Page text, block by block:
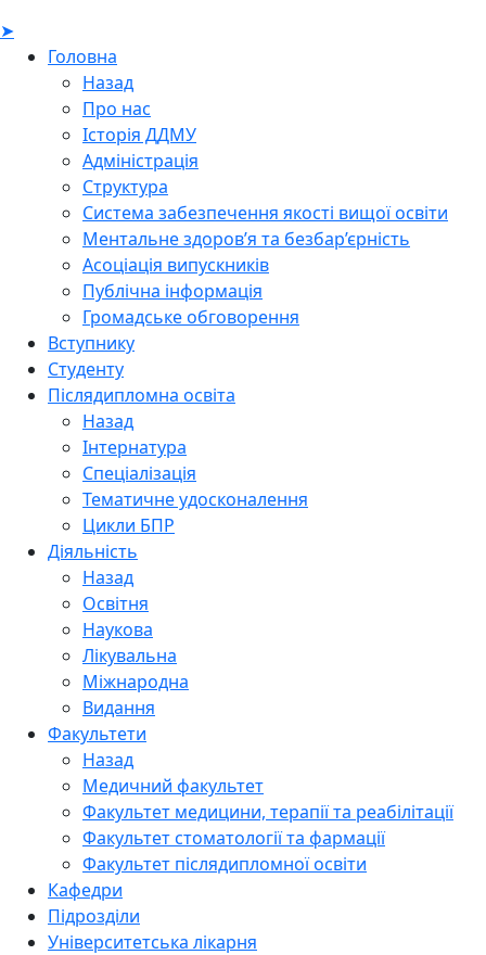
➤
Головна
Назад
Про нас
Історія ДДМУ
Адміністрація
Структура
Система забезпечення якості вищої освіти
Ментальне здоров’я та безбар’єрність
Асоціація випускників
Публічна інформація
Громадське обговорення
Вступнику
Студенту
Післядипломна освіта
Назад
Інтернатура
Спеціалізація
Тематичне удосконалення
Цикли БПР
Діяльність
Назад
Освітня
Наукова
Лікувальна
Міжнародна
Видання
Факультети
Назад
Медичний факультет
Факультет медицини, терапії та реабілітації
Факультет стоматології та фармації
Факультет післядипломної освіти
Кафедри
Підрозділи
Університетська лікарня